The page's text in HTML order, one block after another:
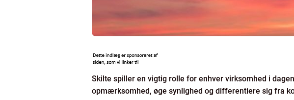
Skilte spiller en vigtig rolle for enhver virksomhed i
opmærksomhed, øge synlighed og differentiere sig fra